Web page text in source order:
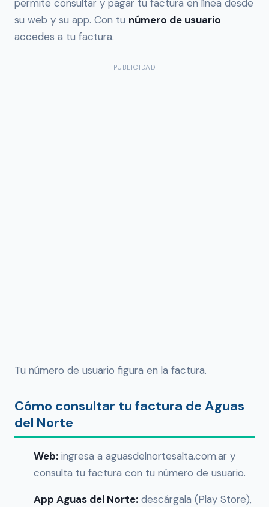
permite consultar y pagar tu factura en línea desde
su web y su app. Con tu número de usuario
accedes a tu factura.
PUBLICIDAD
Tu número de usuario figura en la factura.
Cómo consultar tu factura de Aguas
del Norte
Web: ingresa a aguasdelnortesalta.com.ar y
consulta tu factura con tu número de usuario.
App Aguas del Norte: descárgala (Play Store),